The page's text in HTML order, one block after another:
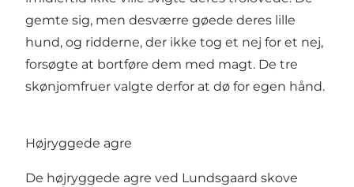
gemte sig, men desværre gøede deres lille
hund, og ridderne, der ikke tog et nej for et nej,
forsøgte at bortføre dem med magt. De tre
skønjomfruer valgte derfor at dø for egen hånd.
Højryggede agre
De højryggede agre ved Lundsgaard skove